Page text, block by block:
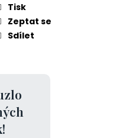
Tisk
Zeptat se
Sdílet